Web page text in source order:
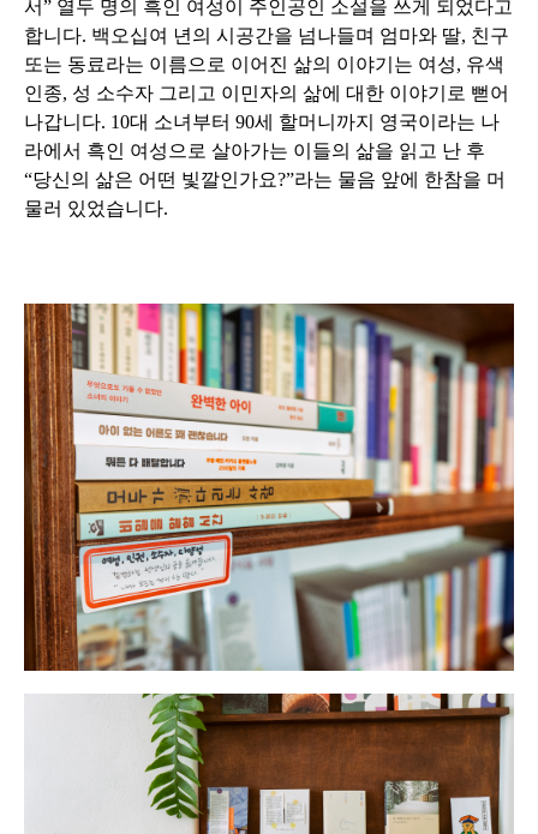
서” 열두 명의 흑인 여성이 주인공인 소설을 쓰게 되었다고
합니다. 백오십여 년의 시공간을 넘나들며 엄마와 딸, 친구
또는 동료라는 이름으로 이어진 삶의 이야기는 여성, 유색
인종, 성 소수자 그리고 이민자의 삶에 대한 이야기로 뻗어
나갑니다. 10대 소녀부터 90세 할머니까지 영국이라는 나
라에서 흑인 여성으로 살아가는 이들의 삶을 읽고 난 후
“당신의 삶은 어떤 빛깔인가요?”라는 물음 앞에 한참을 머
물러 있었습니다.